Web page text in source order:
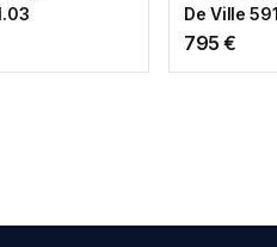
De Ville
795 €